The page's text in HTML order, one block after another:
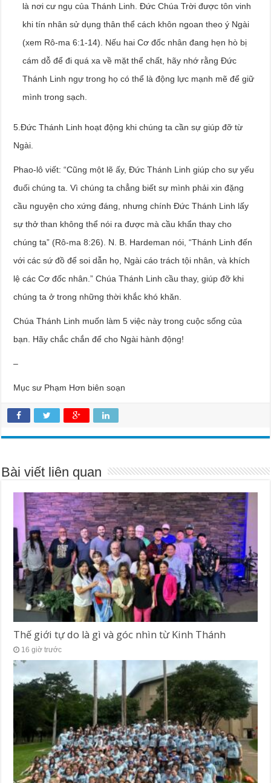
là nơi cư ngụ của Thánh Linh. Đức Chúa Trời được tôn vinh
khi tín nhân sử dụng thân thể cách khôn ngoan theo ý Ngài
(xem Rô-ma 6:1-14). Nếu hai Cơ đốc nhân đang hẹn hò bị
cám dỗ để đi quá xa về mặt thể chất, hãy nhớ rằng Đức
Thánh Linh ngự trong họ có thể là động lực mạnh mẽ để giữ
mình trong sạch.
5.Đức Thánh Linh hoạt động khi chúng ta cần sự giúp đỡ từ
Ngài.
Phao-lô viết: “Cũng một lẽ ấy, Đức Thánh Linh giúp cho sự yếu
đuối chúng ta. Vì chúng ta chẳng biết sự mình phải xin đặng
cầu nguyện cho xứng đáng, nhưng chính Đức Thánh Linh lấy
sự thở than không thể nói ra được mà cầu khẩn thay cho
chúng ta” (Rô-ma 8:26). N. B. Hardeman nói, “Thánh Linh đến
với các sứ đồ để soi dẫn họ, Ngài cáo trách tội nhân, và khích
lệ các Cơ đốc nhân.” Chúa Thánh Linh cầu thay, giúp đỡ khi
chúng ta ở trong những thời khắc khó khăn.
Chúa Thánh Linh muốn làm 5 việc này trong cuộc sống của
bạn. Hãy chắc chắn để cho Ngài hành động!
–
Mục sư Phạm Hơn biên soạn
Bài viết liên quan
Thế giới tự do là gì và góc nhìn từ Kinh Thánh
16 giờ trước